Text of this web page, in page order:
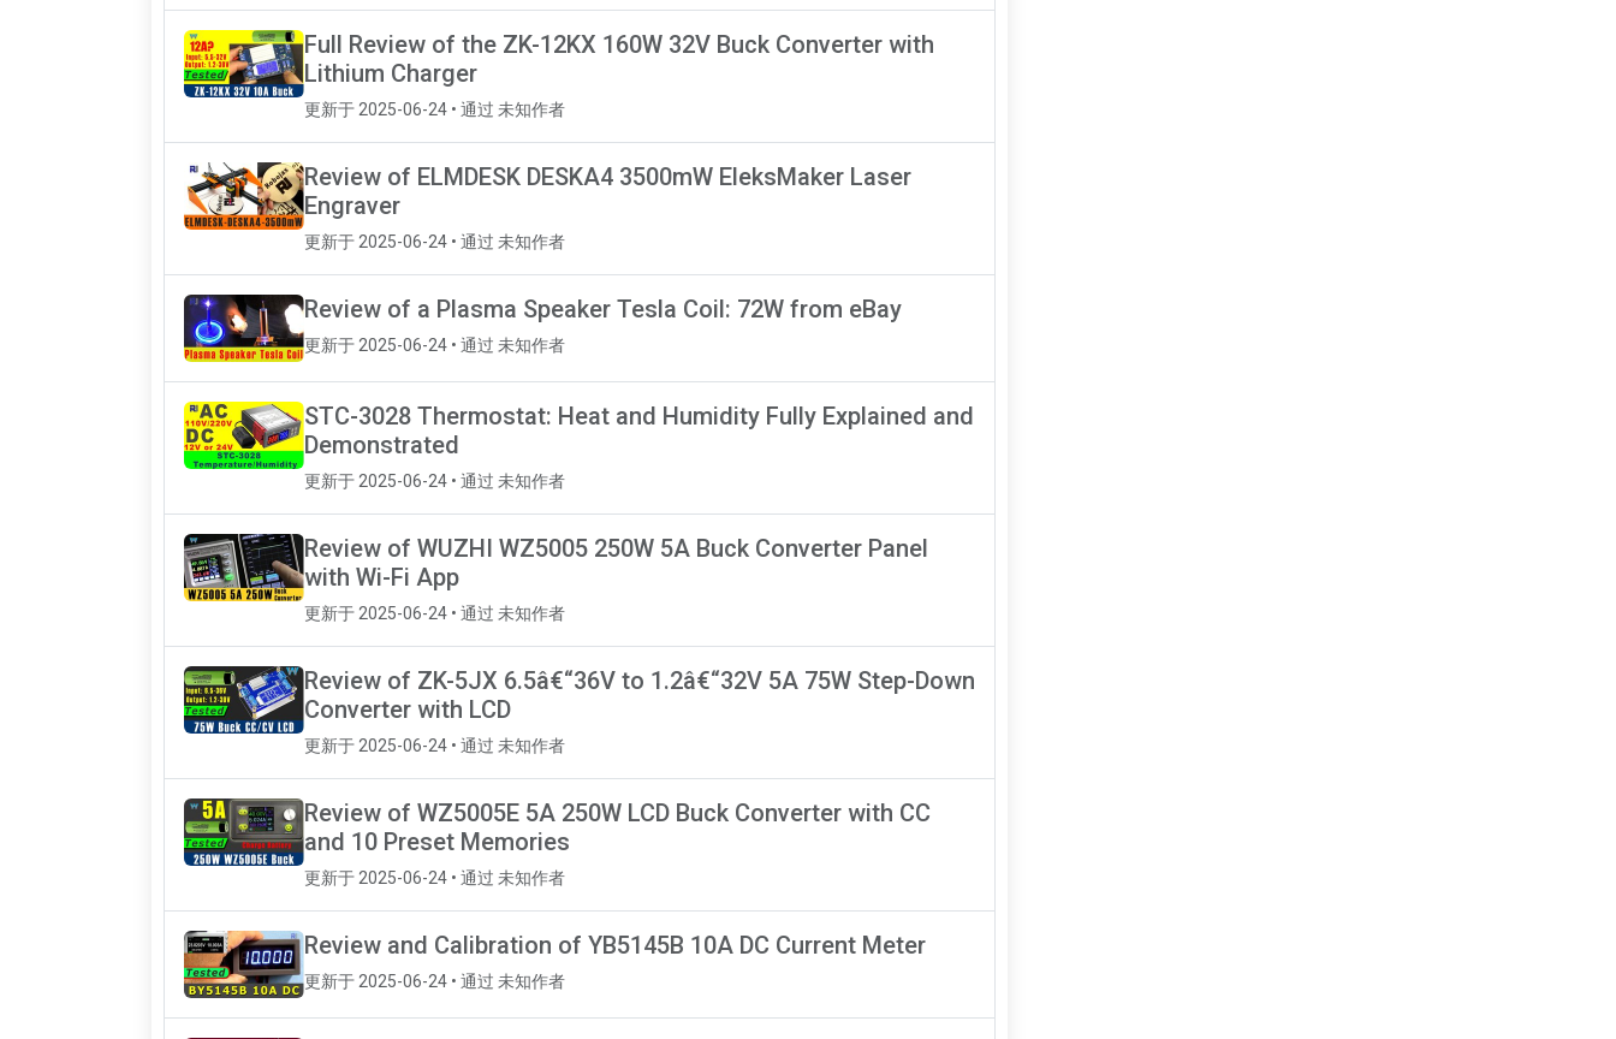
Full Review of the ZK-12KX 160W 32V Buck Converter with
Lithium Charger
更新于 2025-06-24 • 通过 未知作者
Review of ELMDESK DESKA4 3500mW EleksMaker Laser
Engraver
更新于 2025-06-24 • 通过 未知作者
Review of a Plasma Speaker Tesla Coil: 72W from eBay
更新于 2025-06-24 • 通过 未知作者
STC-3028 Thermostat: Heat and Humidity Fully Explained and
Demonstrated
更新于 2025-06-24 • 通过 未知作者
Review of WUZHI WZ5005 250W 5A Buck Converter Panel
with Wi-Fi App
更新于 2025-06-24 • 通过 未知作者
Review of ZK-5JX 6.5â€“36V to 1.2â€“32V 5A 75W Step-Down
Converter with LCD
更新于 2025-06-24 • 通过 未知作者
Review of WZ5005E 5A 250W LCD Buck Converter with CC
and 10 Preset Memories
更新于 2025-06-24 • 通过 未知作者
Review and Calibration of YB5145B 10A DC Current Meter
更新于 2025-06-24 • 通过 未知作者